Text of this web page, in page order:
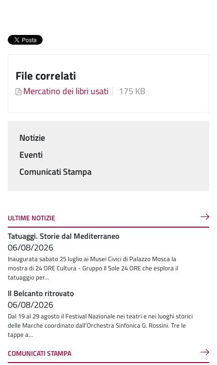
File correlati
Mercatino dei libri usati 175 KB
Menu
Notizie
Eventi
Comunicati Stampa
ULTIME NOTIZIE
Tatuaggi. Storie dal Mediterraneo
06/08/2026
Inaugurata sabato 25 luglio ai Musei Civici di Palazzo Mosca la
mostra di 24 ORE Cultura - Gruppo Il Sole 24 ORE che esplora il
tatuaggio per...
Il Belcanto ritrovato
06/08/2026
Dal 19 al 29 agosto il Festival Nazionale nei teatri e nei luoghi storici
delle Marche coordinato dall’Orchestra Sinfonica G. Rossini. Tre le
tappe a...
COMUNICATI STAMPA